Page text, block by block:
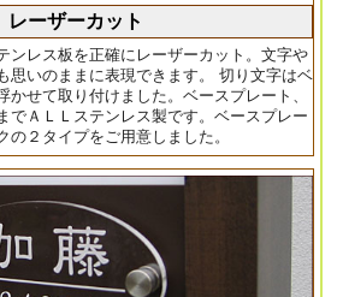
レーザーカット
ンレス板を正確にレーザーカット。文字や
思いのままに表現できます。 切り文字はベ
かせて取り付けました。ベースプレート、
でＡＬＬステンレス製です。ベースプレー
の２タイプをご用意しました。